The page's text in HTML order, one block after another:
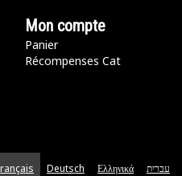
Mon compte
Panier
Récompenses Cat
Deutsch Ελληνικά עברית